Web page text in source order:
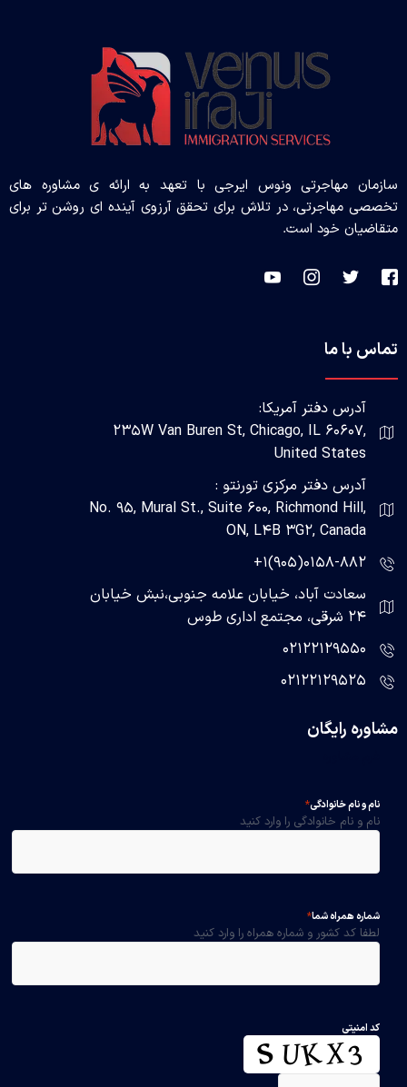
سازمان مهاجرتی ونوس ایرجی با تعهد به ارائه ی مشاوره های
تخصصی مهاجرتی، در تلاش برای تحقق آرزوی آینده ای روشن تر برای
متقاضیان خود است.
تماس با ما
آدرس دفتر آمریکا:
235W Van Buren St, Chicago, IL 60607,
United States
آدرس دفتر مرکزی تورنتو :
No. 95, Mural St., Suite 600, Richmond Hill,
ON, L4B 3G2, Canada
0158-882(905)1+
سعادت آباد، خیابان علامه جنوبی،نبش خیابان
24 شرقی، مجتمع اداری طوس
02122129550
02122129525
مشاوره رایگان
نام و نام خانوادگی*
نام و نام خانوادگی را وارد کنید
شماره همراه شما*
لطفا کد کشور و شماره همراه را وارد کنید
کد امنیتی